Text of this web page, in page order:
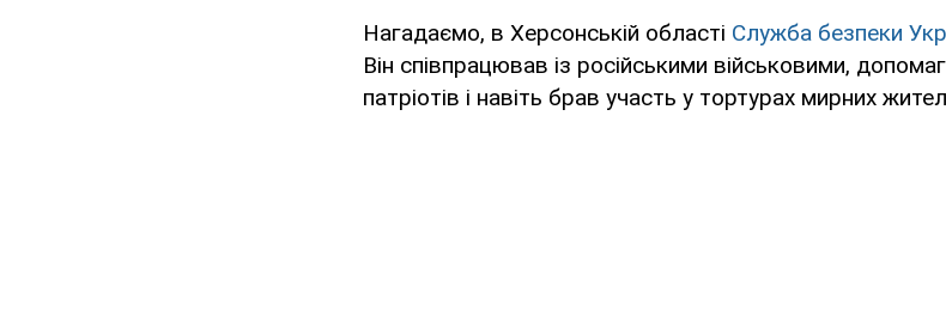
Нагадаємо, в Херсонській області Служба безпеки
Він співпрацював із російськими військовими,
патріотів і навіть брав участь у тортурах мирних